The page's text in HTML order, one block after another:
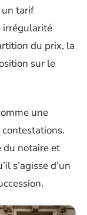
un tarif
irrégularité
du prix, la
sur le
une
du notaire et
s’agisse d’un